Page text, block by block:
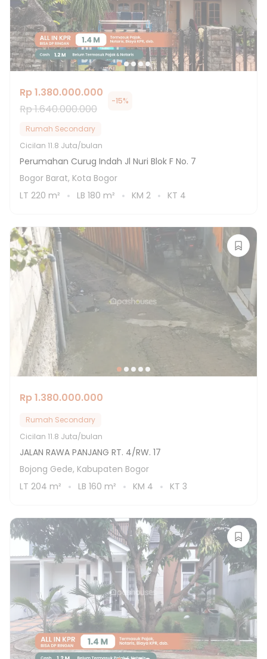
Rp 1.380.000.000
Rp 1.640.000.000
-15%
Rumah Secondary
Cicilan 11.8 Juta/bulan
Perumahan Curug Indah Jl Nuri Blok F No. 7
Bogor Barat, Kota Bogor
LT 220 m² LB 180 m² KM 2 KT 4
Rp 1.380.000.000
Rumah Secondary
Cicilan 11.8 Juta/bulan
JALAN RAWA PANJANG RT. 4/RW. 17
Bojong Gede, Kabupaten Bogor
LT 204 m² LB 160 m² KM 4 KT 3